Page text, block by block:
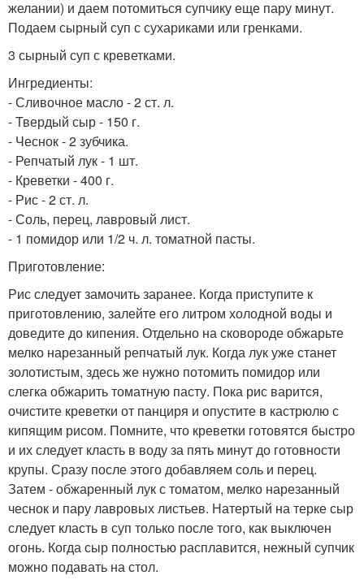
желании) и даем потомиться супчику еще пару минут.
Подаем сырный суп с сухариками или гренками.
3 сырный суп с креветками.
Ингредиенты:
- Сливочное масло - 2 ст. л.
- Твердый сыр - 150 г.
- Чеснок - 2 зубчика.
- Репчатый лук - 1 шт.
- Креветки - 400 г.
- Рис - 2 ст. л.
- Соль, перец, лавровый лист.
- 1 помидор или 1/2 ч. л. томатной пасты.
Приготовление:
Рис следует замочить заранее. Когда приступите к
приготовлению, залейте его литром холодной воды и
доведите до кипения. Отдельно на сковороде обжарьте
мелко нарезанный репчатый лук. Когда лук уже станет
золотистым, здесь же нужно потомить помидор или
слегка обжарить томатную пасту. Пока рис варится,
очистите креветки от панциря и опустите в кастрюлю с
кипящим рисом. Помните, что креветки готовятся быстро
и их следует класть в воду за пять минут до готовности
крупы. Сразу после этого добавляем соль и перец.
Затем - обжаренный лук с томатом, мелко нарезанный
чеснок и пару лавровых листьев. Натертый на терке сыр
следует класть в суп только после того, как выключен
огонь. Когда сыр полностью расплавится, нежный супчик
можно подавать на стол.